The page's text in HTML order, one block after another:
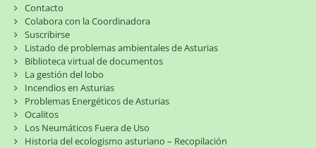
Contacto
Colabora con la Coordinadora
Suscribirse
Listado de problemas ambientales de Asturias
Biblioteca virtual de documentos
La gestión del lobo
Incendios en Asturias
Problemas Energéticos de Asturias
Ocalitos
Los Neumáticos Fuera de Uso
Historia del ecologismo asturiano – Recopilación